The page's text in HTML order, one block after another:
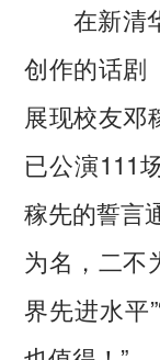
在新清华
创作的话剧
展现校友邓
已公演111
稼先的誓言
为名，二不
界先进水平